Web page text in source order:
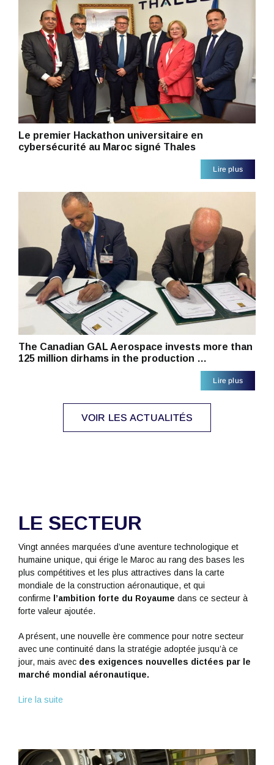
Le premier Hackathon universitaire en
cybersécurité au Maroc signé Thales
Lire plus
The Canadian GAL Aerospace invests more than
125 million dirhams in the production …
Lire plus
VOIR LES ACTUALITÉS
LE SECTEUR
Vingt années marquées d’une aventure technologique et
humaine unique, qui érige le Maroc au rang des bases les
plus compétitives et les plus attractives dans la carte
mondiale de la construction aéronautique, et qui
confirme l’ambition forte du Royaume dans ce secteur à
forte valeur ajoutée.
A présent, une nouvelle ère commence pour notre secteur
avec une continuité dans la stratégie adoptée jusqu’à ce
jour, mais avec des exigences nouvelles dictées par le
marché mondial aéronautique.
Lire la suite